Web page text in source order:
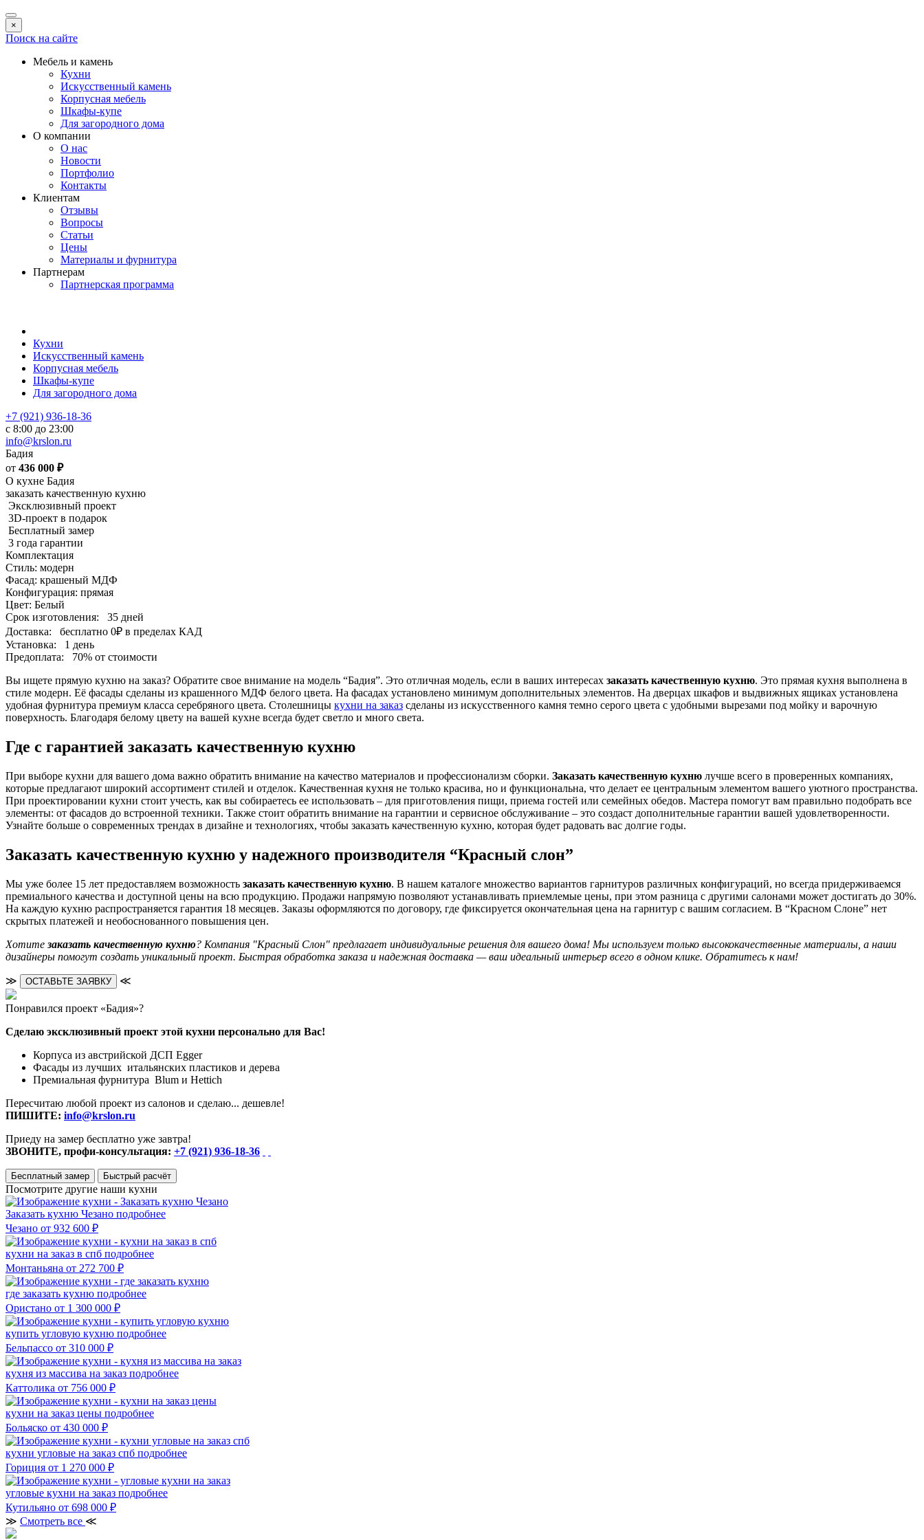
×
Поиск на сайте
Мебель и камень
Кухни
Искусственный камень
Корпусная мебель
Шкафы-купе
Для загородного дома
О компании
О нас
Новости
Портфолио
Контакты
Клиентам
Отзывы
Вопросы
Статьи
Цены
Материалы и фурнитура
Партнерам
Партнерская программа
Кухни
Искусственный камень
Корпусная мебель
Шкафы-купе
Для загородного дома
+7 (921) 936-18-36
с 8:00 до 23:00
info@krslon.ru
Бадия
от 436 000 ₽
О кухне Бадия
заказать качественную кухню
Эксклюзивный проект
3D-проект в подарок
Бесплатный замер
3 года гарантии
Комплектация
Стиль: модерн
Фасад: крашеный МДФ
Конфигурация: прямая
Цвет: Белый
Срок изготовления:
35 дней
Доставка:
бесплатно 0₽ в пределах КАД
Установка:
1 день
Предоплата:
70% от стоимости
Вы ищете прямую кухню на заказ? Обратите свое внимание на модель “Бадия”. Это отличная модель, если в ваших интересах заказать качественную кухню. Это прямая кухня выполнена в
стиле модерн. Её фасады сделаны из крашенного МДФ белого цвета. На фасадах установлено минимум дополнительных элементов. На дверцах шкафов и выдвижных ящиках установлена
удобная фурнитура премиум класса серебряного цвета. Столешницы кухни на заказ сделаны из искусственного камня темно серого цвета с удобными вырезами под мойку и варочную
поверхность. Благодаря белому цвету на вашей кухне всегда будет светло и много света.
Где с гарантией заказать качественную кухню
При выборе кухни для вашего дома важно обратить внимание на качество материалов и профессионализм сборки. Заказать качественную кухню лучше всего в проверенных компаниях,
которые предлагают широкий ассортимент стилей и отделок. Качественная кухня не только красива, но и функциональна, что делает ее центральным элементом вашего уютного пространства.
При проектировании кухни стоит учесть, как вы собираетесь ее использовать – для приготовления пищи, приема гостей или семейных обедов. Мастера помогут вам правильно подобрать все
элементы: от фасадов до встроенной техники. Также стоит обратить внимание на гарантии и сервисное обслуживание – это создаст дополнительные гарантии вашей удовлетворенности.
Узнайте больше о современных трендах в дизайне и технологиях, чтобы заказать качественную кухню, которая будет радовать вас долгие годы.
Заказать качественную кухню у надежного производителя “Красный слон”
Мы уже более 15 лет предоставляем возможность заказать качественную кухню. В нашем каталоге множество вариантов гарнитуров различных конфигураций, но всегда придерживаемся
премиального качества и доступной цены на всю продукцию. Продажи напрямую позволяют устанавливать приемлемые цены, при этом разница с другими салонами может достигать до 30%.
На каждую кухню распространяется гарантия 18 месяцев. Заказы оформляются по договору, где фиксируется окончательная цена на гарнитур с вашим согласием. В “Красном Слоне” нет
скрытых платежей и необоснованного повышения цен.
Хотите заказать качественную кухню? Компания "Красный Слон" предлагает индивидуальные решения для вашего дома! Мы используем только высококачественные материалы, а наши
дизайнеры помогут создать уникальный проект. Быстрая обработка заказа и надежная доставка — ваш идеальный интерьер всего в одном клике. Обратитесь к нам!
≫ ОСТАВЬТЕ ЗАЯВКУ ≪
Понравился проект «Бадия»?
Сделаю эксклюзивный проект этой кухни персонально для Вас!
Корпуса из австрийской ДСП Egger
Фасады из лучших итальянских пластиков и дерева
Премиальная фурнитура Blum и Hettich
Пересчитаю любой проект из салонов и сделаю... дешевле!
ПИШИТЕ: info@krslon.ru
Приеду на замер бесплатно уже завтра!
ЗВОНИТЕ, профи-консультация: +7 (921) 936-18-36
Бесплатный замер Быстрый расчёт
Посмотрите другие наши кухни
Заказать кухню Чезано подробнее
Чезано от 932 600 ₽
кухни на заказ в спб подробнее
Монтаньяна от 272 700 ₽
где заказать кухню подробнее
Ористано от 1 300 000 ₽
купить угловую кухню подробнее
Бельпассо от 310 000 ₽
кухня из массива на заказ подробнее
Каттолика от 756 000 ₽
кухни на заказ цены подробнее
Больяско от 430 000 ₽
кухни угловые на заказ спб подробнее
Гориция от 1 270 000 ₽
угловые кухни на заказ подробнее
Кутильяно от 698 000 ₽
≫ Смотреть все ≪